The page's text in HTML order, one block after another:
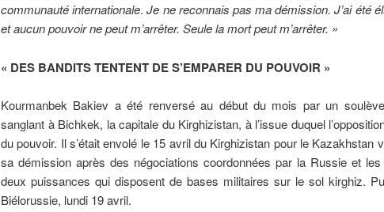
communauté internationale. Je ne reconnais pas ma démission. J’ai été
et aucun pouvoir ne peut m’arrêter. Seule la mort peut m’arrêter. »
« DES BANDITS TENTENT DE S’EMPARER DU POUVOIR »
Kourmanbek Bakiev a été renversé au début du mois par un
sanglant à Bichkek, la capitale du Kirghizistan, à l’issue duquel
du pouvoir. Il s’était envolé le 15 avril du Kirghizistan pour le Kazakhstan
sa démission après des négociations coordonnées par la Russie et
deux puissances qui disposent de bases militaires sur le sol kirghiz.
Biélorussie, lundi 19 avril.